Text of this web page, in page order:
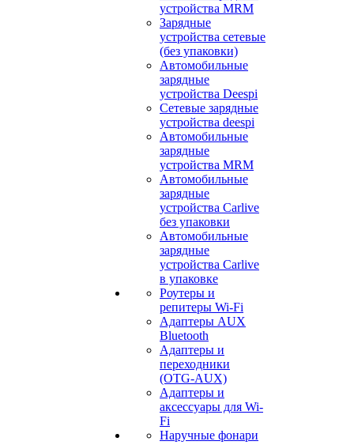
устройства MRM
Зарядные
устройства сетевые
(без упаковки)
Автомобильные
зарядные
устройства Deespi
Сетевые зарядные
устройства deespi
Автомобильные
зарядные
устройства MRM
Автомобильные
зарядные
устройства Carlive
без упаковки
Автомобильные
зарядные
устройства Carlive
в упаковке
Роутеры и
репитеры Wi-Fi
Адаптеры AUX
Bluetooth
Адаптеры и
переходники
(OTG-AUX)
Адаптеры и
аксессуары для Wi-
Fi
Наручные фонари